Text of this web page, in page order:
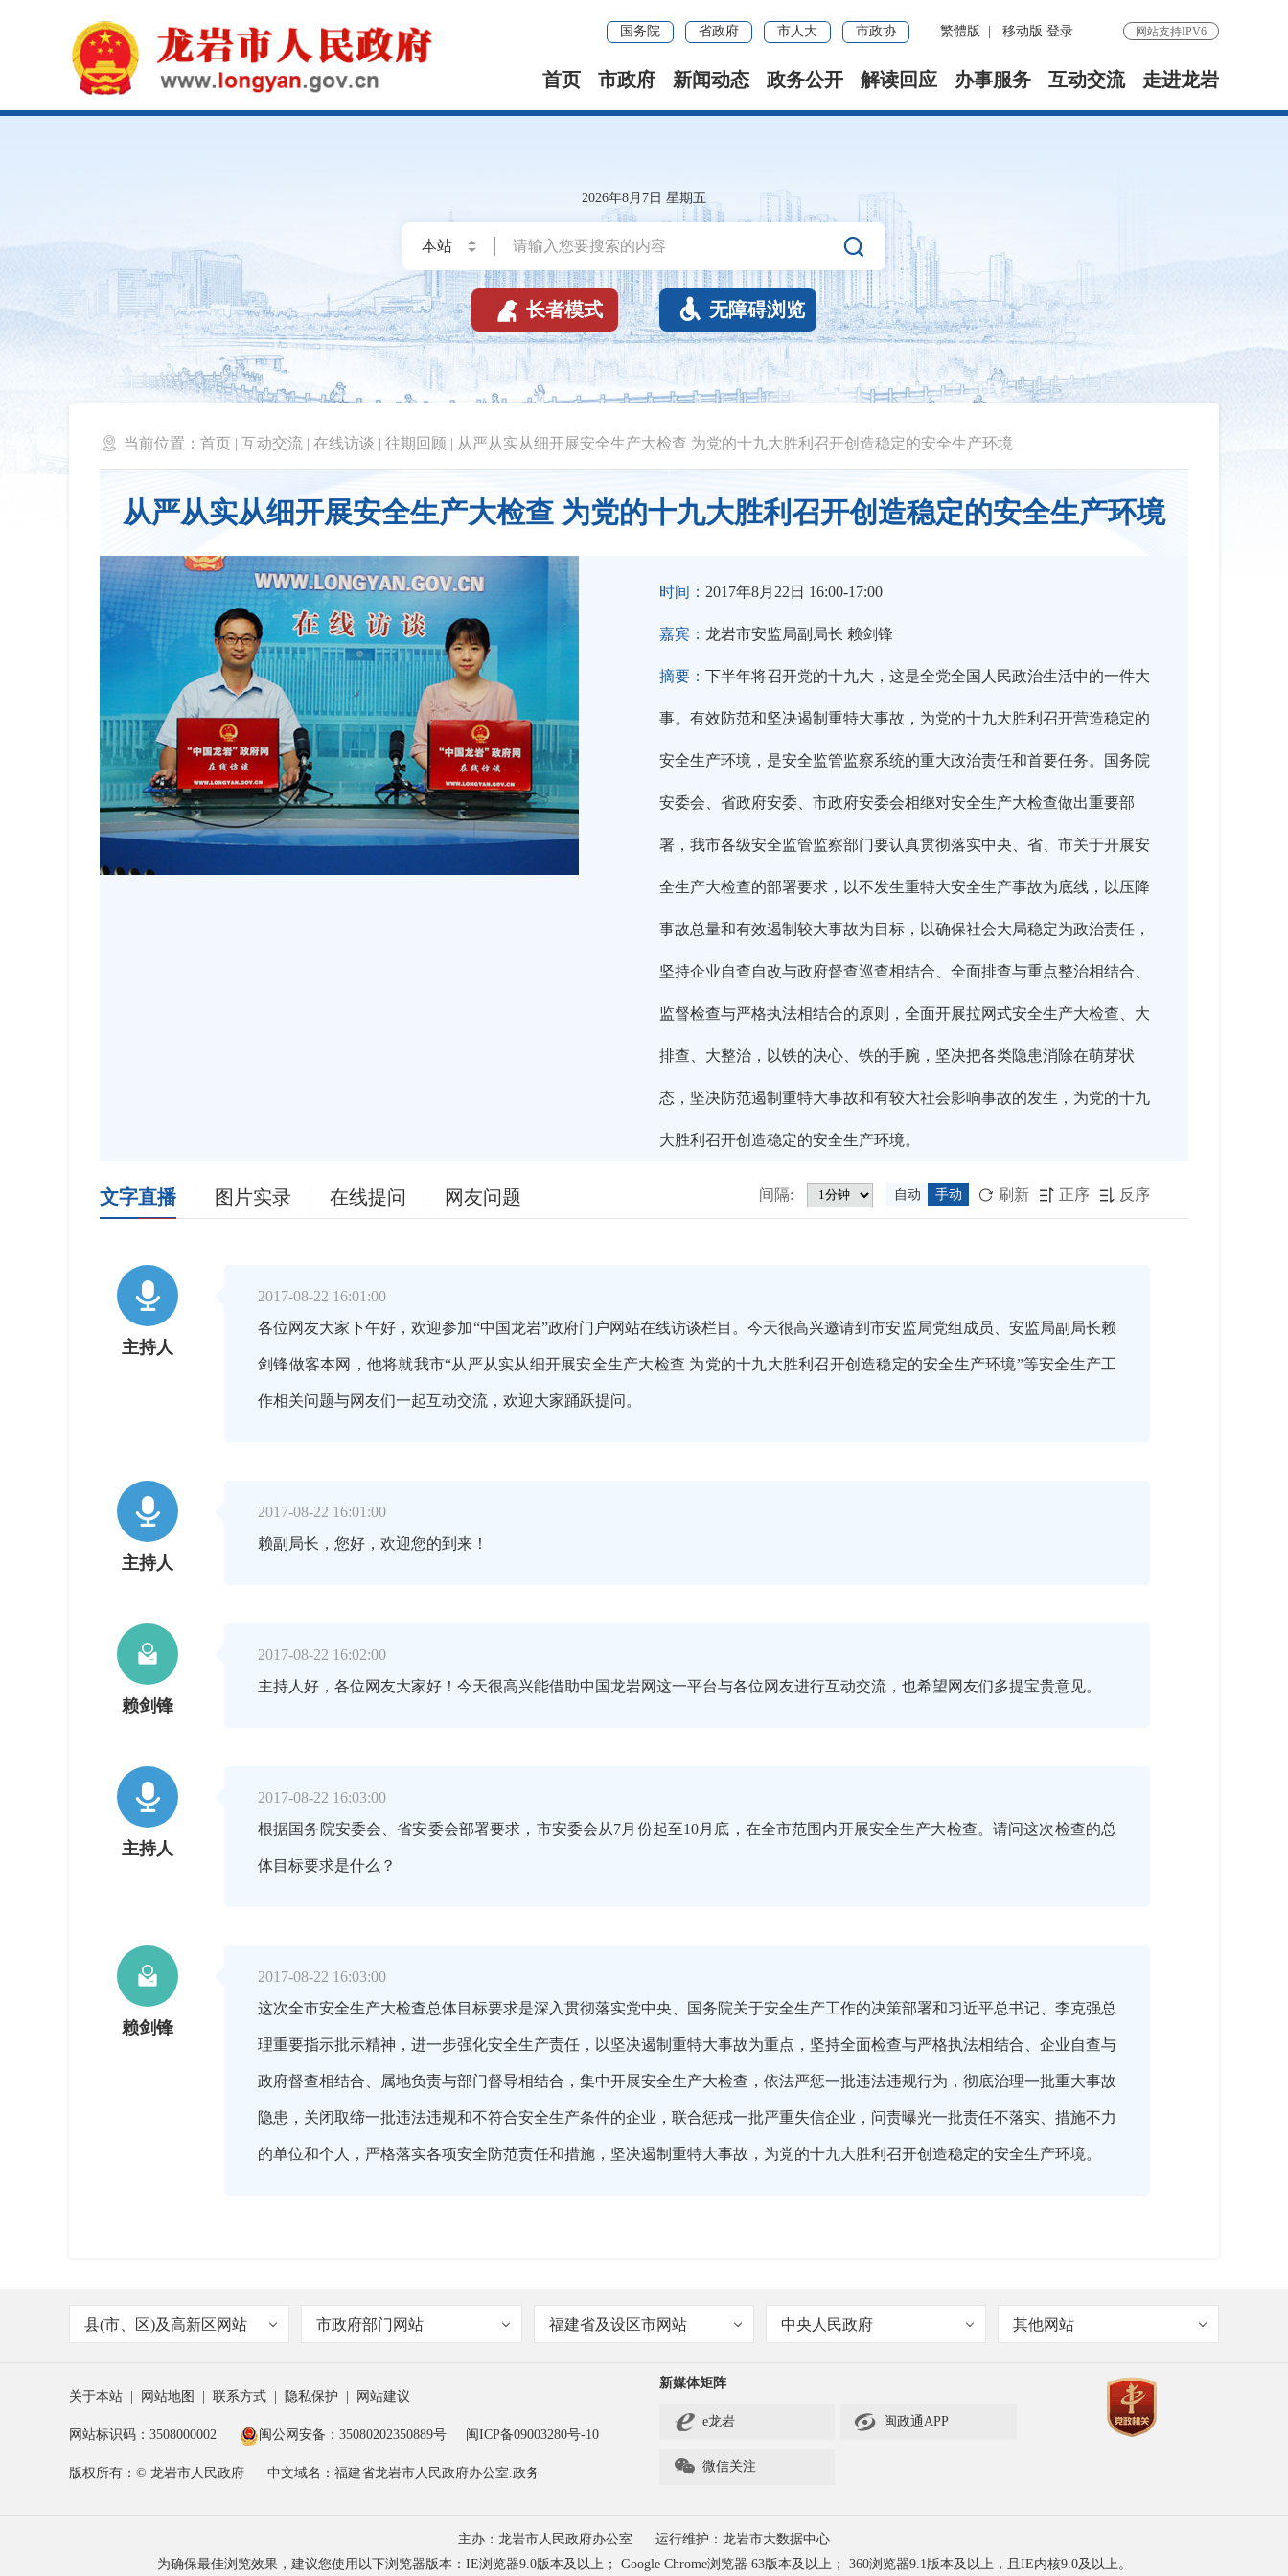
国务院 省政府 市人大 市政协 繁體版 移动版 登录 网站支持IPV6
首页 市政府 新闻动态 政务公开 解读回应 办事服务 互动交流 走进龙岩
2026年8月7日 星期五

 长者模式  无障碍浏览
 当前位置： 首页 | 互动交流 | 在线访谈 | 往期回顾 | 从严从实从细开展安全生产大检查 为党的十九大胜利召开创造稳定的安全生产环境
从严从实从细开展安全生产大检查 为党的十九大胜利召开创造稳定的安全生产环境
时间： 2017年8月22日 16:00-17:00
嘉宾： 龙岩市安监局副局长 赖剑锋
摘要： 下半年将召开党的十九大，这是全党全国人民政治生活中的一件大
事。有效防范和坚决遏制重特大事故，为党的十九大胜利召开营造稳定的
安全生产环境，是安全监管监察系统的重大政治责任和首要任务。国务院
安委会、省政府安委、市政府安委会相继对安全生产大检查做出重要部
署，我市各级安全监管监察部门要认真贯彻落实中央、省、市关于开展安
全生产大检查的部署要求，以不发生重特大安全生产事故为底线，以压降
事故总量和有效遏制较大事故为目标，以确保社会大局稳定为政治责任，
坚持企业自查自改与政府督查巡查相结合、全面排查与重点整治相结合、
监督检查与严格执法相结合的原则，全面开展拉网式安全生产大检查、大
排查、大整治，以铁的决心、铁的手腕，坚决把各类隐患消除在萌芽状
态，坚决防范遏制重特大事故和有较大社会影响事故的发生，为党的十九
大胜利召开创造稳定的安全生产环境。
文字直播 图片实录 在线提问 网友问题 间隔: 自动 手动  刷新  正序  反序

主持人
2017-08-22 16:01:00
各位网友大家下午好，欢迎参加“中国龙岩”政府门户网站在线访谈栏目。今天很高兴邀请到市安监局党组成员、安监局副局长赖
剑锋做客本网，他将就我市“从严从实从细开展安全生产大检查 为党的十九大胜利召开创造稳定的安全生产环境”等安全生产工
作相关问题与网友们一起互动交流，欢迎大家踊跃提问。

主持人
2017-08-22 16:01:00
赖副局长，您好，欢迎您的到来！

赖剑锋
2017-08-22 16:02:00
主持人好，各位网友大家好！今天很高兴能借助中国龙岩网这一平台与各位网友进行互动交流，也希望网友们多提宝贵意见。

主持人
2017-08-22 16:03:00
根据国务院安委会、省安委会部署要求，市安委会从7月份起至10月底，在全市范围内开展安全生产大检查。请问这次检查的总
体目标要求是什么？

赖剑锋
2017-08-22 16:03:00
这次全市安全生产大检查总体目标要求是深入贯彻落实党中央、国务院关于安全生产工作的决策部署和习近平总书记、李克强总
理重要指示批示精神，进一步强化安全生产责任，以坚决遏制重特大事故为重点，坚持全面检查与严格执法相结合、企业自查与
政府督查相结合、属地负责与部门督导相结合，集中开展安全生产大检查，依法严惩一批违法违规行为，彻底治理一批重大事故
隐患，关闭取缔一批违法违规和不符合安全生产条件的企业，联合惩戒一批严重失信企业，问责曝光一批责任不落实、措施不力
的单位和个人，严格落实各项安全防范责任和措施，坚决遏制重特大事故，为党的十九大胜利召开创造稳定的安全生产环境。
主持人

2017-08-22 16:04:00
主要表现为两方面特点：共同点：一是都要求全覆盖。大检查的范围覆盖全市所有地区、所有行业领域、所有生产经营企事业单
位和人员密集场所。企业要全面组织开展自查自改，确保不留死角、不漏一个岗位、不落一个环节。二是都要求狠抓整改。对排
次大检查第一阶段要求企业全面进行自查自纠，落实排查出的隐患整改。第二阶段检查、第三阶段的督查也是围绕企业自查内容
县(市、区)及高新区网站 市政府部门网站 福建省及设区市网站 中央人民政府 其他网站
关于本站 网站地图 联系方式 隐私保护 网站建议
网站标识码：3508000002 闽公网安备：35080202350889号 闽ICP备09003280号-10
版权所有：© 龙岩市人民政府 中文域名：福建省龙岩市人民政府办公室.政务
新媒体矩阵
e龙岩  闽政通APP
 微信关注
主办：龙岩市人民政府办公室
运行维护：龙岩市大数据中心
为确保最佳浏览效果，建议您使用以下浏览器版本：IE浏览器9.0版本及以上； Google Chrome浏览器 63版本及以上； 360浏览器9.1版本及以上，且IE内核9.0及以上。